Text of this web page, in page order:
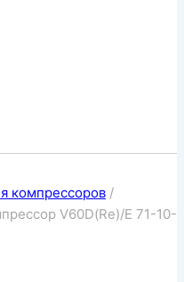
компрессоров /
V60D(Re)/E 71-10-